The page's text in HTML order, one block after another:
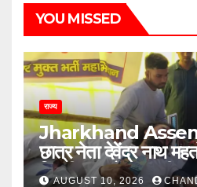
YOU MISSED
राज्य
Jharkhand
छात्र नेता देवेंद्र नाथ
बिगड़ी, छात्रों पर
AUGUST 10, 2026